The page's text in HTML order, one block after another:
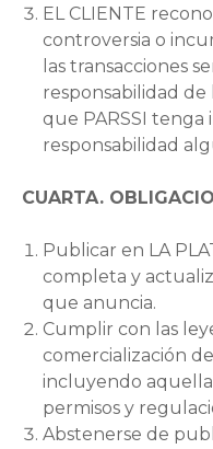
EL CLIENTE
controversia o
las transacciones
responsabilidad de
que PARSSI
responsabilidad
CUARTA.
Publicar en LA
completa y
que anuncia.
Cumplir con las
comercialización
incluyendo
permisos y
Abstenerse de